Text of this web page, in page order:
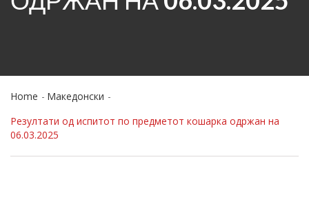
Home
Македонски
Резултати од испитот по предметот кошарка одржан на
06.03.2025